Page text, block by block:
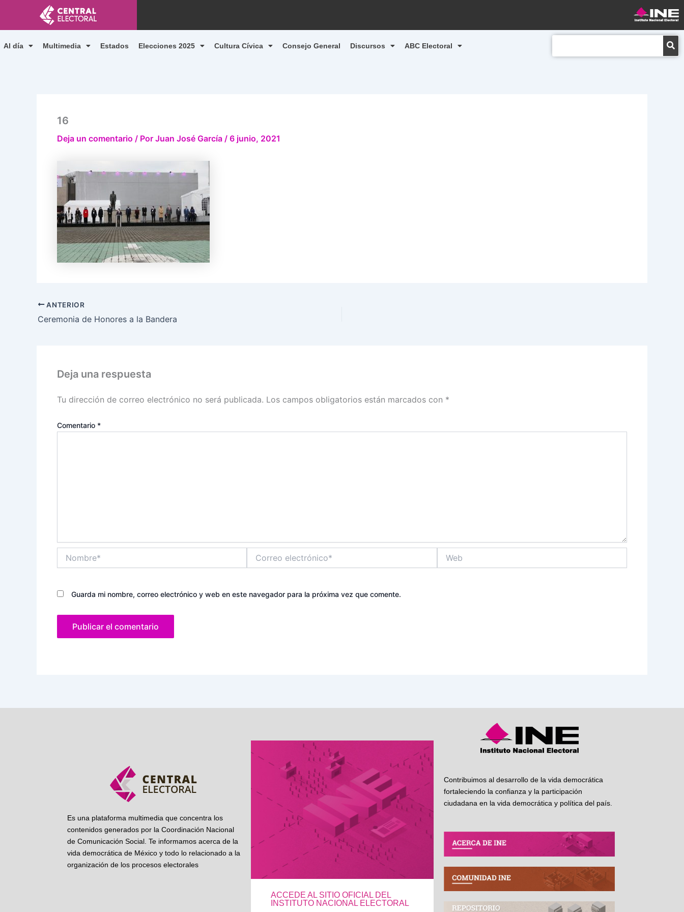
contenido
Al día Multimedia Estados Elecciones 2025 Cultura Cívica Consejo General Discursos ABC Electoral
16
Deja un comentario / Por Juan José García / 6 junio, 2021
ANTERIOR
Ceremonia de Honores a la Bandera
Deja una respuesta
Tu dirección de correo electrónico no será publicada. Los campos obligatorios están marcados con *
Comentario *
electrónico*
Guarda mi nombre, correo electrónico y web en este navegador para la próxima vez que comente.
Es una plataforma multimedia que concentra los
contenidos generados por la Coordinación Nacional
de Comunicación Social. Te informamos acerca de la
vida democrática de México y todo lo relacionado a la
organización de los procesos electorales
ACCEDE AL SITIO OFICIAL DEL
INSTITUTO NACIONAL ELECTORAL
Contribuimos al desarrollo de la vida democrática
fortaleciendo la confianza y la participación
ciudadana en la vida democrática y política del país.